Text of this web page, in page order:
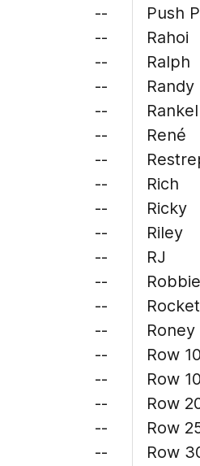
--
--
--
--
--
--
--
--
--
--
--
--
--
--
--
--
--
--
--
Push
Rahoi
Ralph
Randy
Rankel
René
Rich
Ricky
Riley
RJ
Robbie
Rocket
Roney
Row
Row
Row
Row
Row